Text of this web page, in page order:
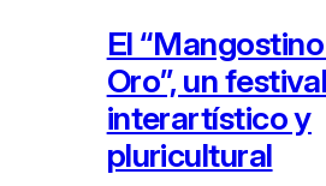
El
Oro”, un festival
interartístico y
pluricultural